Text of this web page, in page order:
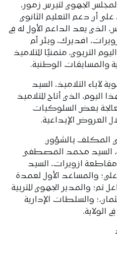
الجهوي لتيرس زمور،
أن دعم التعليم الثانوي
يعد الداعم الأول له في
افديرك، وبئر أم
التربوي، متمنيًا للتلاميذ
والمسابقات الوطنية.
لآباء التلاميذ، السيد
اليوم، الذي أتاح للتلاميذ
بعض السلوكيات
العروض الإبداعية.
المكلف بالشؤون
السيد محمد المصطفى
ازويرات، السيد
والمساعد الأول لعمدة
تم؛ والمدير الجهوي للتربية
والسلطات الإدارية
الولاية.